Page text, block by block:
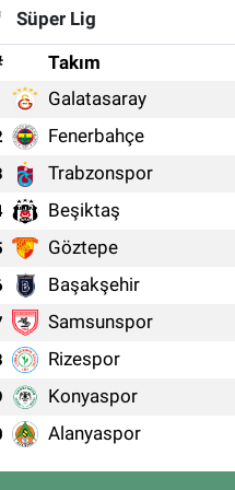
Süper Lig
Takım
Galatasaray
Fenerbahçe
Trabzonspor
Beşiktaş
Göztepe
Başakşehir
Samsunspor
Rizespor
Konyaspor
Alanyaspor